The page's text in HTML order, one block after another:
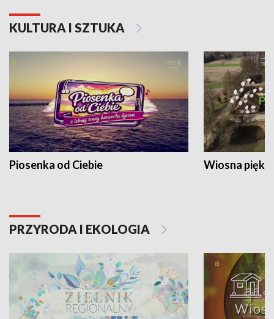
KULTURA I SZTUKA
Piosenka od Ciebie Wiosna
PRZYRODA I EKOLOGIA